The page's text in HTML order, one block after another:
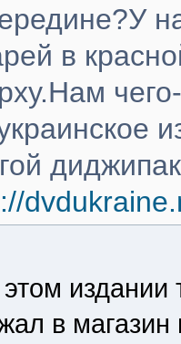
в
диджипак
издании
в